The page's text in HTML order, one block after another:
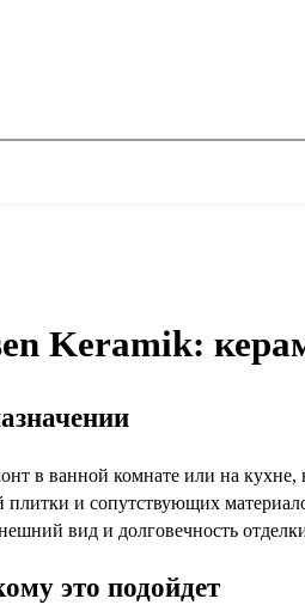
Keramik:
в ванной комнате или на
плитки и сопутствующих
вид и долговечность
это подойдет